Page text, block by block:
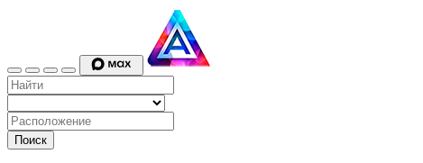
Поиск